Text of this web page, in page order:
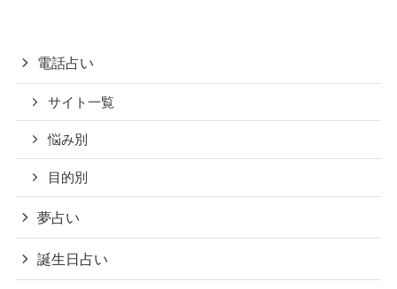
電話占い
サイト一覧
悩み別
目的別
夢占い
誕生日占い